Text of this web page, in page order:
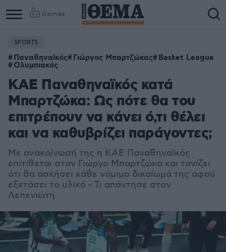
Games
SPORTS
Παναθηναϊκός Γιώργος Μπαρτζώκας Basket League
Ολυμπιακός
ΚΑΕ Παναθηναϊκός κατά
Μπαρτζώκα: Ως πότε θα του
επιτρέπουν να κάνει ό,τι θέλει
και να καθυβρίζει παράγοντες;
Με ανακοίνωσή της η ΚΑΕ Παναθηναϊκός
επιτίθεται στον Γιώργο Μπαρτζώκα και τονίζει
ότι θα ασκήσει κάθε νόμιμο δικαίωμά της αφού
εξετάσει το υλικό - Τι απάντησε στον
Λεπενιώτη